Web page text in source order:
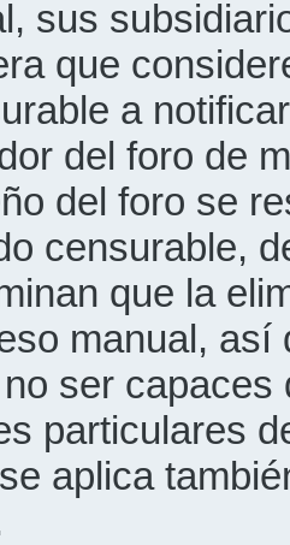
sus
que
a
del foro de
del foro se
censurable,
que la
manual, así
ser
particulares
aplica